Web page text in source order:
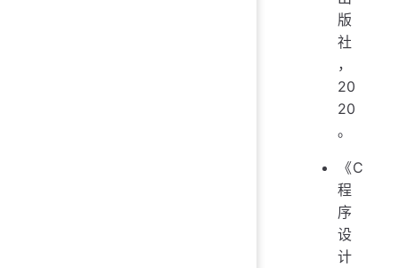
版
社
，
20
20
。
《C
程
序
设
计